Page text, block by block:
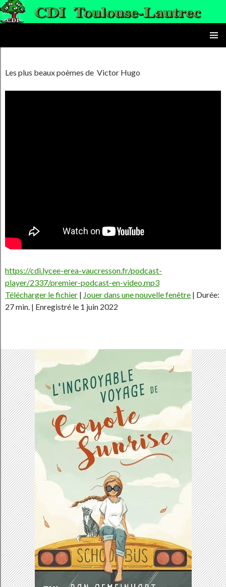
ALLER AU CONTENU
Les plus beaux poèmes de Victor Hugo
https://cdi.lycee-erea-vaucresson.fr/podcast-
player/2337/premier-podcast-en-video.mp3
Télécharger le fichier | Jouer dans une nouvelle fenêtre | Durée:
27 min. | Enregistré le 1 juin 2022